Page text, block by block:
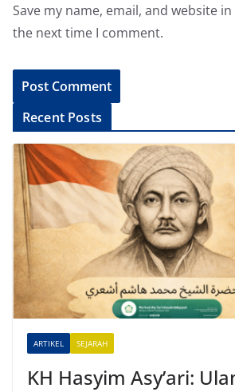
Save my name, email, and website
the next time I comment.
l
a
t
v
Recent Posts
ARTIKEL SEJARAH
KH Hasyim Asy’ari: